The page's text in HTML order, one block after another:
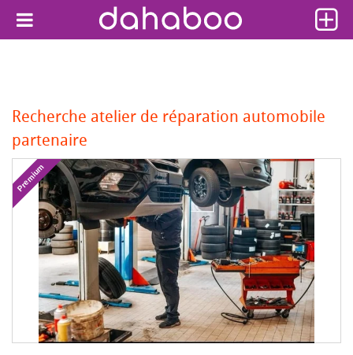
Recherche atelier de réparation automobile
partenaire
Premium